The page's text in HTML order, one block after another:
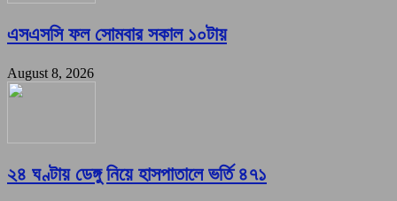
এসএসসি ফল সোমবার সকাল ১০টায়
August 8, 2026
২৪ ঘণ্টায় ডেঙ্গু নিয়ে হাসপাতালে ভর্তি ৪৭১